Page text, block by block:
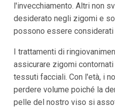
l'invecchiamento. Altri non
desiderato negli zigomi e
possono essere
I trattamenti di
assicurare zigomi
tessuti facciali. Con l'età, i
perdere volume poiché la
pelle del nostro viso si